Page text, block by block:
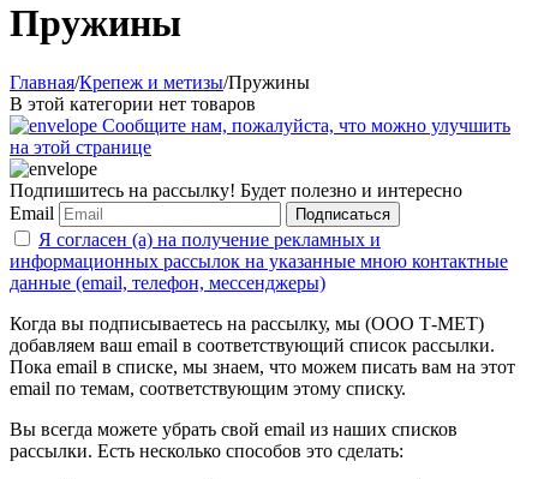
Пружины
Главная/Крепеж и метизы/Пружины
В этой категории нет товаров
Сообщите нам, пожалуйста, что можно улучшить
на этой странице
Подпишитесь на рассылку! Будет полезно и интересно
Email
Подписаться
Я согласен (а) на получение рекламных и
информационных рассылок на указанные мною контактные
данные (email, телефон, мессенджеры)
Когда вы подписываетесь на рассылку, мы (ООО Т-МЕТ)
добавляем ваш email в соответствующий список рассылки.
Пока email в списке, мы знаем, что можем писать вам на этот
email по темам, соответствующим этому списку.
Вы всегда можете убрать свой email из наших списков
рассылки. Есть несколько способов это сделать: